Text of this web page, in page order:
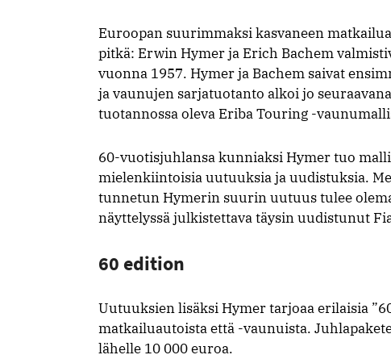
Euroopan suurimmaksi kasvaneen
pitkä: Erwin Hymer ja Erich Bachem
vuonna 1957. Hymer ja Bachem saivat
ja vaunujen sarjatuotanto alkoi jo
tuotannossa oleva Eriba Touring -
60-vuotisjuhlansa kunniaksi Hymer tuo
mielenkiintoisia uutuuksia ja uudistuksia.
tunnetun Hymerin suurin uutuus tulee
näyttelyssä julkistettava täysin uudistunut
60 edition
Uutuuksien lisäksi Hymer tarjoaa erilaisia
matkailuautoista että -vaunuista.
lähelle 10 000 euroa.